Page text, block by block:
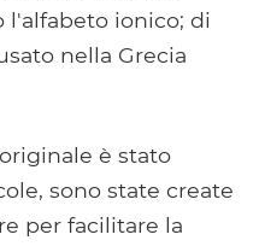
ionico; di
nella Grecia
è stato
sono state create
per facilitare la